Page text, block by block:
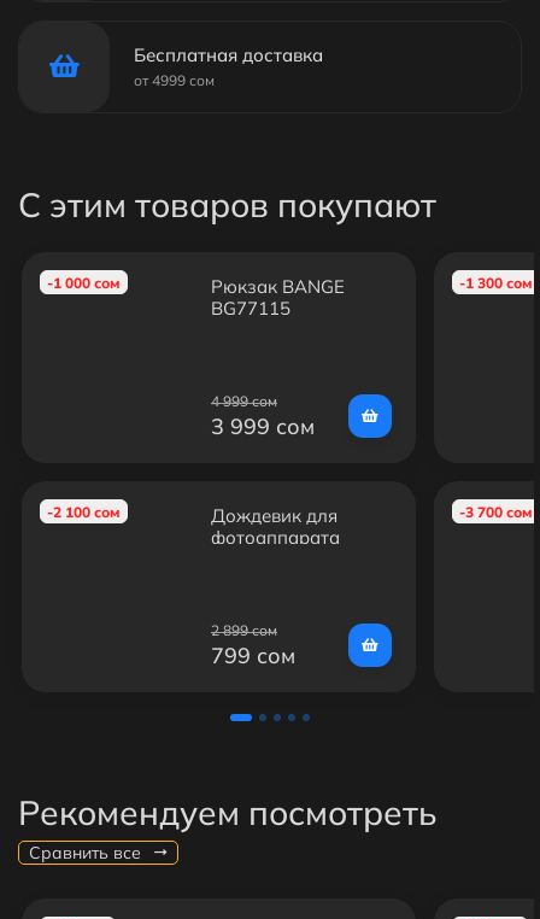
Бесплатная доставка
от 4999 сом
С этим товаров покупают
-1 000 сом
Рюкзак BANGE
BG77115
4 999 сом
3 999 сом
-2 100 сом
Дождевик для
фотоаппарата
2 899 сом
799 сом
-1 300 сом
-3 700 сом
Рекомендуем посмотреть
Сравнить все